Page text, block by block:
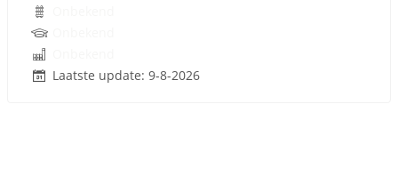
Laatste update: 9-8-2026